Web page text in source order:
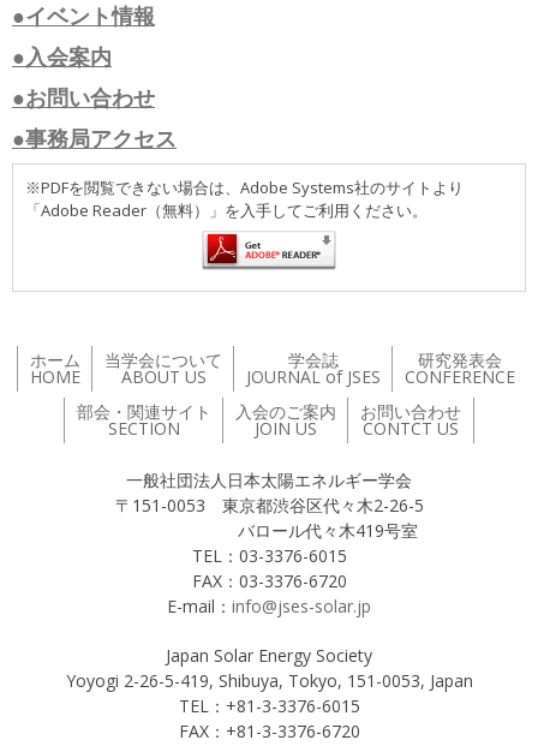
●イベント情報
●入会案内
●お問い合わせ
●事務局アクセス
※PDFを閲覧できない場合は、Adobe Systems社のサイトより
「Adobe Reader（無料）」を入手してご利用ください。
ホーム
HOME
当学会について
ABOUT US
学会誌
JOURNAL of JSES
研究発表会
CONFERENCE
部会・関連サイト
SECTION
入会のご案内
JOIN US
お問い合わせ
CONTCT US
一般社団法人日本太陽エネルギー学会
〒151-0053 東京都渋谷区代々木2-26-5
バロール代々木419号室
TEL：03-3376-6015
FAX：03-3376-6720
E-mail： info@jses-solar.jp
Japan Solar Energy Society
Yoyogi 2-26-5-419, Shibuya, Tokyo, 151-0053, Japan
TEL：+81-3-3376-6015
FAX：+81-3-3376-6720